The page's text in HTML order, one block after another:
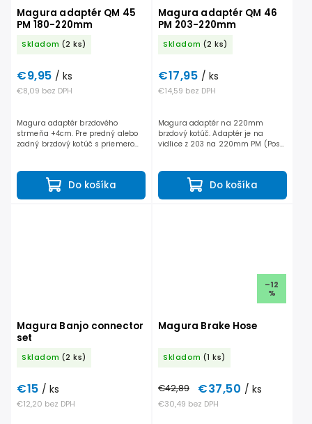
Magura adaptér QM 45
PM 180-220mm
Skladom (2 ks)
€8,09 bez DPH
€9,95 / ks
Do košíka
Magura adaptér brzdového
strmeňa +4cm. Pre predný alebo
zadný brzdový kotúč s priemerom
skrutiek. • Predná vidlica - zo 180...
Magura adaptér QM 46
PM 203-220mm
Skladom (2 ks)
€14,59 bez DPH
€17,95 / ks
Do košíka
Magura adaptér na 220mm
brzdový kotúč. Adaptér je na
vidlice z 203 na 220mm PM (Post
Magura Banjo connector
set
Skladom (2 ks)
€12,20 bez DPH
€15 / ks
–12
%
Magura Brake Hose
Skladom (1 ks)
€30,49 bez DPH
€42,89 €37,50 / ks